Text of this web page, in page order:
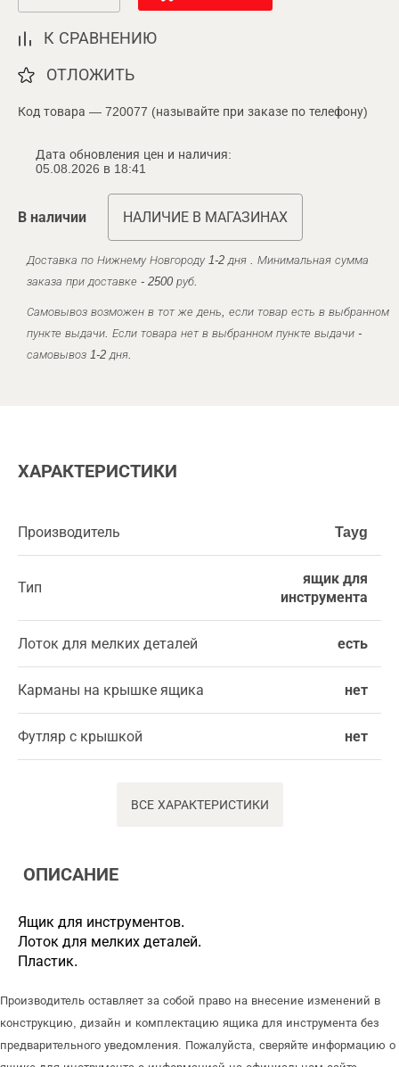
К СРАВНЕНИЮ
ОТЛОЖИТЬ
Код товара — 720077 (называйте при заказе по телефону)
Дата обновления цен и наличия:
05.08.2026 в 18:41
В наличии НАЛИЧИЕ В МАГАЗИНАХ
Доставка по Нижнему Новгороду 1-2 дня . Минимальная сумма
заказа при доставке - 2500 руб.
Самовывоз возможен в тот же день, если товар есть в выбранном
пункте выдачи. Если товара нет в выбранном пункте выдачи -
самовывоз 1-2 дня.
ХАРАКТЕРИСТИКИ
Производитель Tayg
Тип
ящик для
инструмента
Лоток для мелких деталей есть
Карманы на крышке ящика нет
Футляр с крышкой нет
ВСЕ ХАРАКТЕРИСТИКИ
ОПИСАНИЕ
Ящик для инструментов.
Лоток для мелких деталей.
Пластик.
Производитель оставляет за собой право на внесение изменений в
конструкцию, дизайн и комплектацию ящика для инструмента без
предварительного уведомления. Пожалуйста, сверяйте информацию о